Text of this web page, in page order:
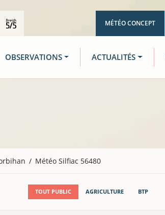
MÉTÉO CONCEPT
OBSERVATIONS ACTUALITÉS
Météo Silfiac 56480
TOUT PUBLIC AGRICULTURE BTP